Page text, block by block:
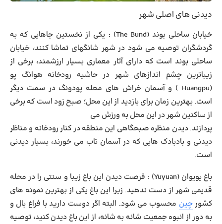
دیدنی های اصلی شهر
خیابان ساحلی بوند
(The Bund) : یکی از نخستین جاهایی که به
گردشگران توصیه می شود در شهر شانگهای تماشا کنند، خیابان
ساحلی بوند است که دارای آثار معماری بسیار ارزشمند، برخی از
زیباترین چشم اندازهای شهر در حاشیه رودخانه هوانگ پو
(Huangpu ) و آسمان خراش های محله پودونگ در سمت دیگر
است. بهترین زمان برای بازدید از این محل؛ صبح زود است که برخی
از ساکنین شهر در این محل به ورزش می
پردازند. دیدن منظره صبحگاهی این منطقه در کنار رودخانه و مناظر
دیدنی و بادبادک هایی که در آسمان تاب می خورند، بسیار دیدنی
است.
باغ یویوان
(Yuyuan) : فرصت دیدن این باغ زیبا و سنتی را در محله
قدیمی شهر از دست ندهید. زیرا این باغ یکی از بهترین نمونه های
کشورچین محسوب می شود. البته اگر دوست دارید با فراغ بال و
به دور از انبوه جمعیت شانه به شانه، از این باغ دیدن کنید، توصیه